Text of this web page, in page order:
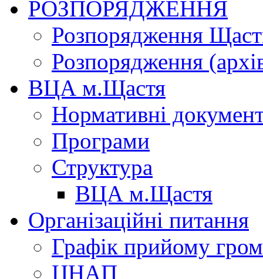
РОЗПОРЯДЖЕННЯ
Розпорядження
Розпорядження
ВЦА м.Щастя
Нормативні
Програми
Структура
ВЦА м.Щастя
Організаційні питання
Графік прийому
ЦНАП